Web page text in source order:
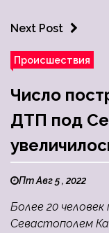
Next Post
Происшествия
Число
ДТП под
Пт Авг 5 , 2022
Более 20
Севастополем